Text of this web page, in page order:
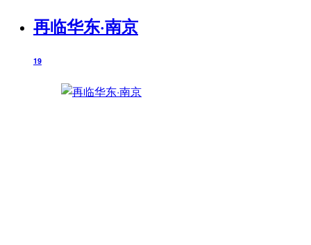
再临华东·南京
19